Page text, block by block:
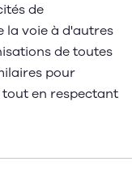
de
la voie à d'autres
de toutes
pour
en respectant